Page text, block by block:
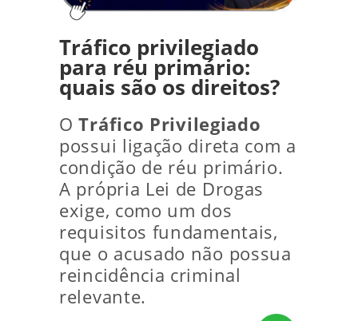
Tráfico privilegiado
para réu primário:
quais são os direitos?
OTráfico Privilegiado
possui ligação direta com a
condição de réu primário.
A própria Lei de Drogas
exige, como um dos
requisitos fundamentais,
que o acusado não possua
reincidência criminal
relevante.